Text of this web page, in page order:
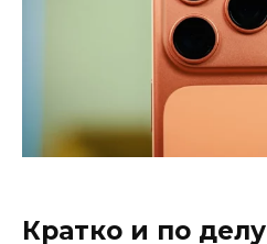
Кратко и по делу